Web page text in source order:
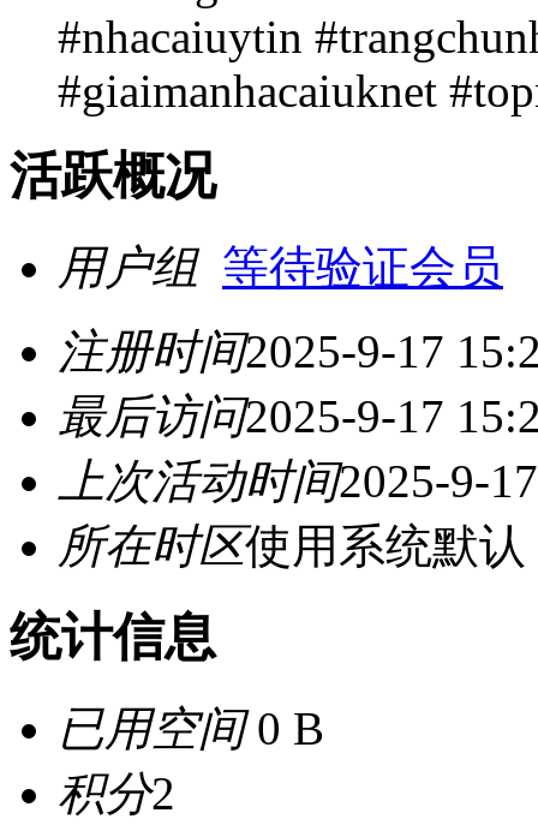
#nhacaiuytin
#giaimanhacaiuknet
活跃概况
用户组 等待验证会员
注册时间2025-9-17
最后访问2025-9-17
上次活动时间2025-9-
所在时区使用系统默认
统计信息
已用空间0 B
积分2